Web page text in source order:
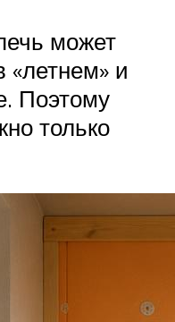
может
«летнем» и
Поэтому
только